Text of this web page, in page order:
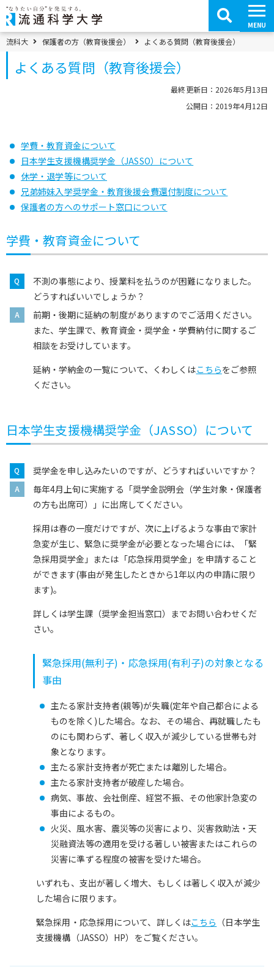
コ
ン
テ
ン
ツ
へ
移
MENU
パンくずメニュー
流科大 保護者の方（教育後援会） よくある質問（教育後援会）
よくある質問（教育後援会）
最終更新日：2026年5月13日
公開日：2019年4月12日
学費・教育資金について
日本学生支援機構奨学金（JASSO）について
休学・退学等について
兄弟姉妹入学奨学金・教育後援会費還付制度について
保護者の方へのサポート窓口について
学費・教育資金について
不測の事態により、授業料を払うのが困難になりました。
どうすればいいでしょうか？
前期・後期に延納の制度がありますのでご活用ください。
また、学生課で、教育資金・奨学金・学費納付に関するご
相談をお受けしています。
延納・学納金の一覧について、くわしくはこちらをご参照
ください。
日本学生支援機構奨学金（JASSO）について
奨学金を申し込みたいのですが、どうすればいいですか？
毎年4月上旬に実施する「奨学金説明会（学生対象・保護者
の方も出席可）」に出席してください。
採用は春の一度だけですが、次に上げるような事由で家計
急変が生じ、緊急に奨学金が必要となった場合には、「緊
急採用奨学金」または「応急採用奨学金」を申請すること
ができます(事由が発生したときから1年以内の申請に限り
ます)。
詳しくは学生課（奨学金担当窓口）までお問い合わせくだ
さい。
緊急採用(無利子)・応急採用(有利子)の対象となる
事由
主たる家計支持者(親等)が失職(定年や自己都合による
ものを除く)した場合。なお、その場合、再就職したも
のにも関わらず、著しく収入が減少している世帯も対
象となります。
主たる家計支持者が死亡または離別した場合。
主たる家計支持者が破産した場合。
病気、事故、会社倒産、経営不振、その他家計急変の
事由によるもの。
火災、風水害、震災等の災害により、災害救助法・天
災融資法等の適用を受ける著しい被害またはこれらの
災害に準ずる程度の被害を受けた場合。
いずれも、支出が著しく増大、もしくは著しく収入が減少
した場合に限ります。
緊急採用・応急採用について、詳しくはこちら （日本学生
支援機構（JASSO）HP）をご覧ください。